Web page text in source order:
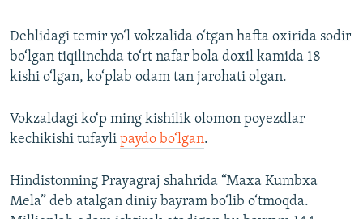
Dehlidagi temir yo‘l vokzalida o‘tgan hafta oxirida sodir
bo‘lgan tiqilinchda to‘rt nafar bola doxil kamida 18
kishi o‘lgan, ko‘plab odam tan jarohati olgan.
Vokzaldagi ko‘p ming kishilik olomon poyezdlar
kechikishi tufayli paydo bo‘lgan.
Hindistonning Prayagraj shahrida “Maxa Kumbxa
Mela” deb atalgan diniy bayram bo‘lib o‘tmoqda.